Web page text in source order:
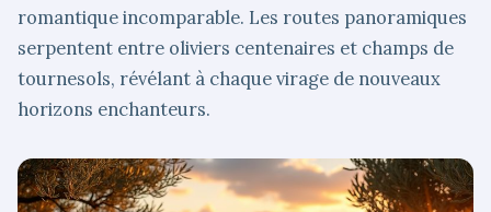
romantique incomparable. Les routes panoramiques
serpentent entre oliviers centenaires et champs de
tournesols, révélant à chaque virage de nouveaux
horizons enchanteurs.